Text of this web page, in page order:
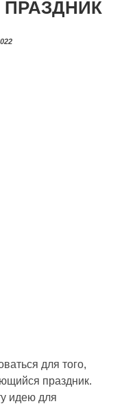
для того,
праздник.
идею для